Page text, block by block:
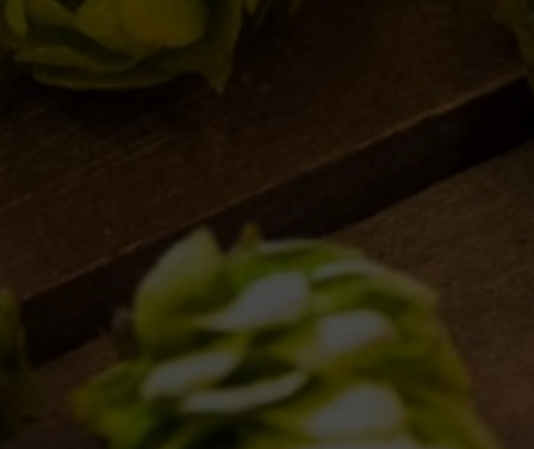
MONDO BDB
BLOG
CONTATTI